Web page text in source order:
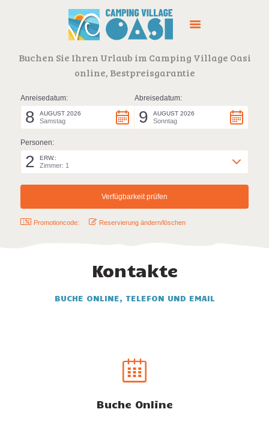
DIENSTLEISTUNGEN
KONTAKTE
Buchen Sie Ihren Urlaub im Camping Village Oasi
online, Bestpreisgarantie
Kontakte
BUCHE ONLINE, TELEFON UND EMAIL
Buche Online